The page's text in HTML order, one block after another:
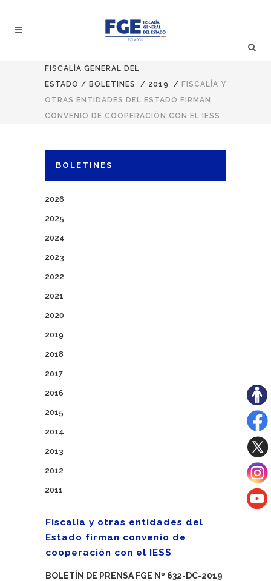
FISCALÍA GENERAL DEL
ESTADO / BOLETINES / 2019 / FISCALÍA Y
OTRAS ENTIDADES DEL ESTADO FIRMAN
CONVENIO DE COOPERACIÓN CON EL IESS
BOLETINES
2026
2025
2024
2023
2022
2021
2020
2019
2018
2017
2016
2015
2014
2013
2012
2011
Fiscalía y otras entidades del
Estado firman convenio de
cooperación con el IESS
BOLETÍN DE PRENSA FGE Nº 632-DC-2019